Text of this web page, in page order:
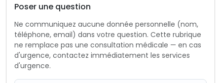
Poser une question
Ne communiquez aucune donnée personnelle (nom,
téléphone, email) dans votre question. Cette rubrique
ne remplace pas une consultation médicale — en cas
d'urgence, contactez immédiatement les services
d'urgence.